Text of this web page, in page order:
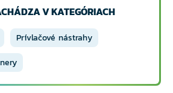
V KATEGÓRIACH
Prívlačové nástrahy